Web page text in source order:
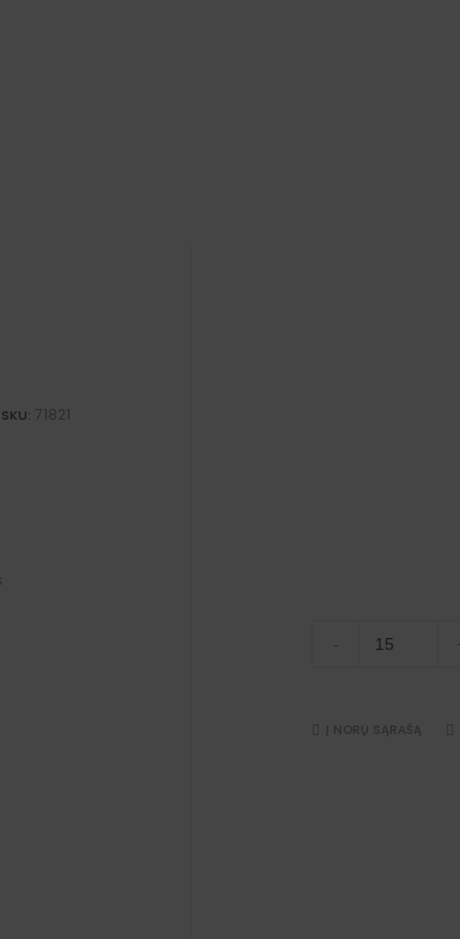
SKU: 71821
kiliminei
Starbase
-
Į NORŲ SĄRAŠĄ